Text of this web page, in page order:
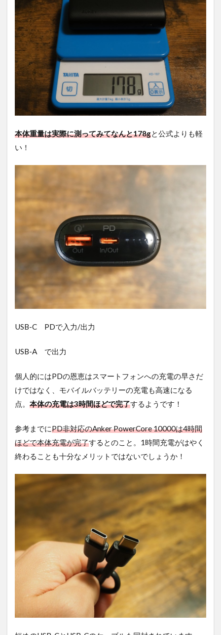
本体重量は実際に測ってみてなんと178gと公式よりも軽
い！
USB-C PDで入力/出力
USB-A で出力
個人的にはPDの恩恵はスマートフォンへの充電の早さだ
けではなく、モバイルバッテリーの充電も高速になる
点。 本体の充電は3時間ほどで完了するようです！
参考までにPD非対応のAnker PowerCore 10000は4時間
ほどで本体充電が完了するとのこと。1時間充電がはやく
終わることも十分なメリットではないでしょうか！